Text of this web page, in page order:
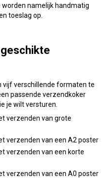
namelijk handmatig
toeslag op.
vijf verschillende formaten te
passende verzendkoker
je wilt versturen.
verzenden van grote
verzenden van een A2 poster
verzenden van een korte
verzenden van een A0 poster